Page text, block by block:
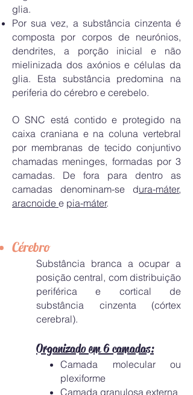
glia.
Por sua vez, a substância cinzenta é
composta por corpos de neurónios,
dendrites, a porção inicial e não
mielinizada dos axónios e células da
glia. Esta substância predomina na
periferia do cérebro e cerebelo.
O SNC está contido e protegido na
caixa craniana e na coluna vertebral
por membranas de tecido conjuntivo
chamadas meninges, formadas por 3
camadas. De fora para dentro as
camadas denominam-se dura-máter,
aracnoide e pia-máter.
Cérebro
Substância branca a ocupar a
posição central, com distribuição
periférica e cortical de
substância cinzenta (córtex
cerebral).
Organizado em 6 camadas:
Camada molecular ou
plexiforme
Camada granulosa externa